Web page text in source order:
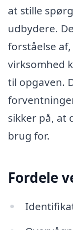
at stille
udbydere.
forståelse
virksomhed
til opgaven.
sikker på, at
brug for.
Fordele